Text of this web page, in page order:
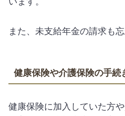
また、未支給年金の請求も
健康保険や介護保険の手続
健康保険に加入していた方